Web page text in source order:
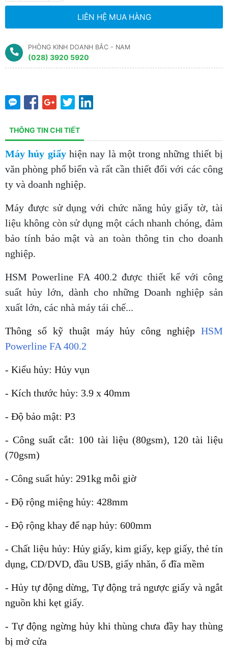
LIÊN HỆ MUA HÀNG
PHÒNG KINH DOANH BẮC - NAM
(028) 3920 5920
THÔNG TIN CHI TIẾT
Máy hủy giấyhiện nay là một trong những thiết bị
văn phòng phổ biến và rất cần thiết đối với các công
ty và doanh nghiệp.
Máy được sử dụng với chức năng hủy giấy tờ, tài
liệu không còn sử dụng một cách nhanh chóng, đảm
bảo tính bảo mật và an toàn thông tin cho doanh
nghiệp.
HSM Powerline FA 400.2 được thiết kế với công
suất hủy lớn, dành cho những Doanh nghiệp sản
xuất lớn, các nhà máy tái chế...
Thông số kỹ thuật máy hủy công nghiệp HSM
Powerline FA 400.2
- Kiểu hủy: Hủy vụn
- Kích thước hủy: 3.9 x 40mm
- Độ bảo mật: P3
- Công suất cắt: 100 tài liệu (80gsm), 120 tài liệu
(70gsm)
- Công suất hủy: 291kg mỗi giờ
- Độ rộng miệng hủy: 428mm
- Độ rộng khay để nạp hủy: 600mm
- Chất liệu hủy: Hủy giấy, kim giấy, kẹp giấy, thẻ tín
dụng, CD/DVD, đầu USB, giấy nhăn, ổ đĩa mềm
- Hủy tự động dừng, Tự động trả ngược giấy và ngắt
nguồn khi kẹt giấy.
- Tự động ngừng hủy khi thùng chưa đầy hay thùng
bị mở cửa